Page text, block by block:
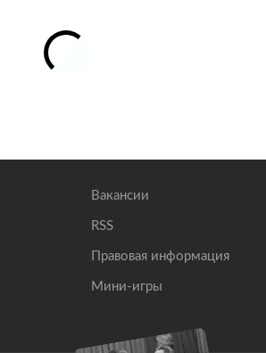
Вакансии
RSS
Правовая информация
Мини-игры